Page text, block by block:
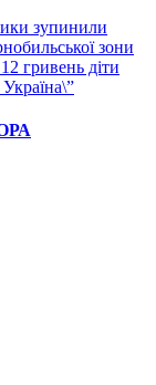
зупинили
зони
гривень діти